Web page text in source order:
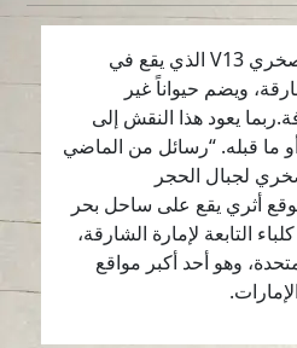
نسخة طبيعية للنقش الصخري V13 الذي يقع في
ويضم حيواناً غير
يعود هذا النقش إلى
ما قبله. “رسائل من الماضي
الصخري لجبال الحجر
أثري يقع على ساحل بحر
التابعة لإمارة الشارقة،
وهو أحد أكبر مواقع